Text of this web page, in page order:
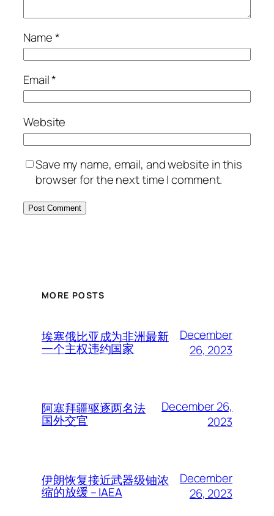
Name*
Email*
Website
Save my name, email, and website in this
browser for the next time I comment.
MORE POSTS
埃塞俄比亚成为非洲最新
一个主权违约国家
December
26, 2023
阿塞拜疆驱逐两名法
国外交官
December 26,
2023
伊朗恢复接近武器级铀浓
缩的放缓 – IAEA
December
26, 2023